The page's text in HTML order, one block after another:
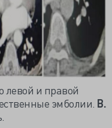
левой и правой
эмболии. В.